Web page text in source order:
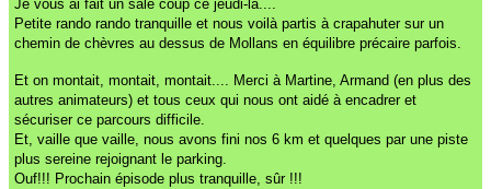
Je vous ai fait un sale coup ce jeudi-la....
Petite rando rando tranquille et nous voilà partis à crapahuter sur un
chemin de chèvres au dessus de Mollans en équilibre précaire parfois.
Et on montait, montait, montait.... Merci à Martine, Armand (en plus des
autres animateurs) et tous ceux qui nous ont aidé à encadrer et
sécuriser ce parcours difficile.
Et, vaille que vaille, nous avons fini nos 6 km et quelques par une piste
plus sereine rejoignant le parking.
Ouf!!! Prochain épisode plus tranquille, sûr !!!